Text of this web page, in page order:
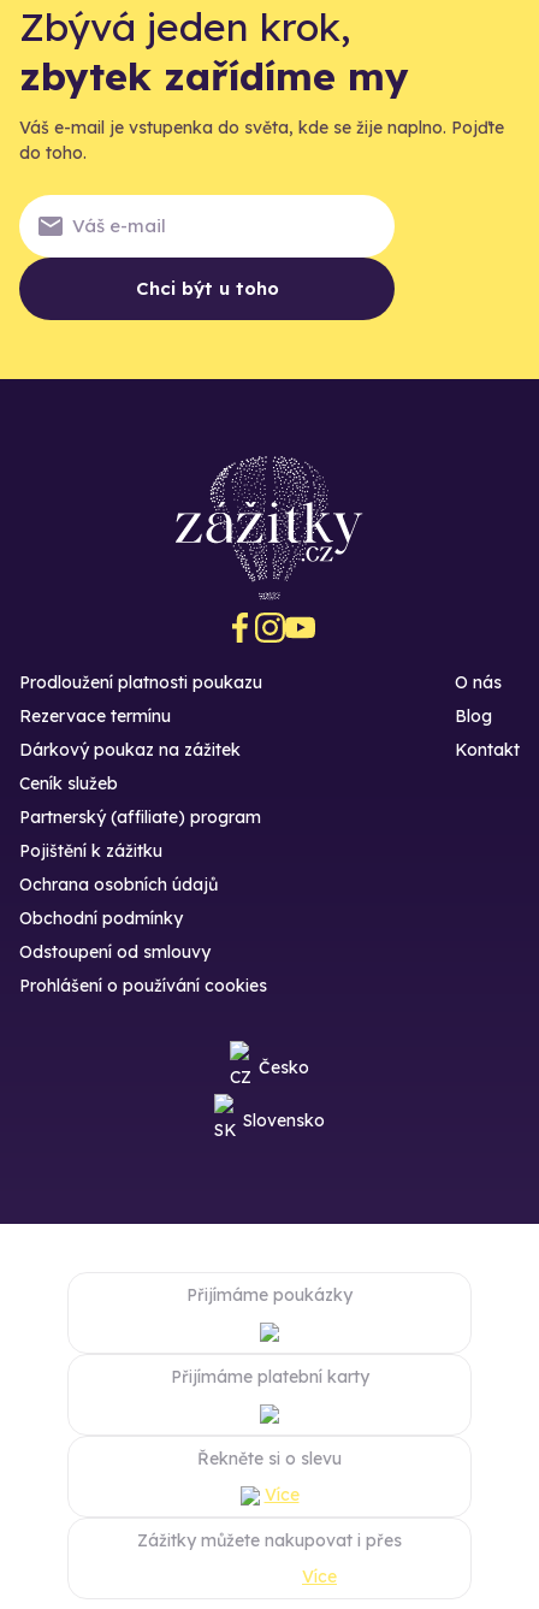
Zbývá jeden krok,
zbytek zařídíme my
Váš e-mail je vstupenka do světa, kde se žije naplno. Pojďte
do toho.
Chci být u toho
Prodloužení platnosti poukazu
Rezervace termínu
Dárkový poukaz na zážitek
O nás
Blog
Kontakt
Ceník služeb
Partnerský (affiliate) program
Pojištění k zážitku
Ochrana osobních údajů
Obchodní podmínky
Odstoupení od smlouvy
Prohlášení o používání cookies
Česko
Slovensko
Přijímáme poukázky
Přijímáme platební karty
Řekněte si o slevu
Více
Zážitky můžete nakupovat i přes
Více